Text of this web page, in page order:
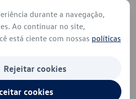
durante a navegação,
Ao continuar no site,
está ciente com nossas políticas
Rejeitar cookies
cookies